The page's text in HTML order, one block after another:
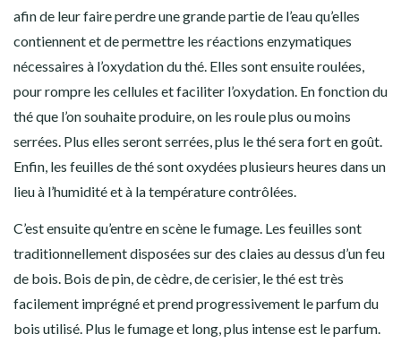
afin de leur faire perdre une grande partie de l’eau qu’elles
contiennent et de permettre les réactions enzymatiques
nécessaires à l’oxydation du thé. Elles sont ensuite roulées,
pour rompre les cellules et faciliter l’oxydation. En fonction du
thé que l’on souhaite produire, on les roule plus ou moins
serrées. Plus elles seront serrées, plus le thé sera fort en goût.
Enfin, les feuilles de thé sont oxydées plusieurs heures dans un
lieu à l’humidité et à la température contrôlées.
C’est ensuite qu’entre en scène le fumage. Les feuilles sont
traditionnellement disposées sur des claies au dessus d’un feu
de bois. Bois de pin, de cèdre, de cerisier, le thé est très
facilement imprégné et prend progressivement le parfum du
bois utilisé. Plus le fumage et long, plus intense est le parfum.